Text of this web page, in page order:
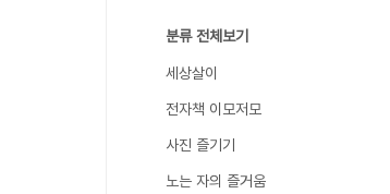
분류 전체보기
세상살이
전자책 이모저모
사진 즐기기
노는 자의 즐거움